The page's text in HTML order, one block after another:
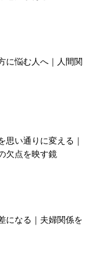
に悩む人へ｜人間関
思い通りに変える｜
欠点を映す鏡
になる｜夫婦関係を